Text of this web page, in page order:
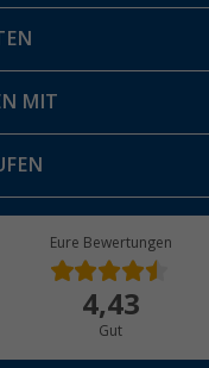
MIT
Eure Bewertungen
4,43
Gut